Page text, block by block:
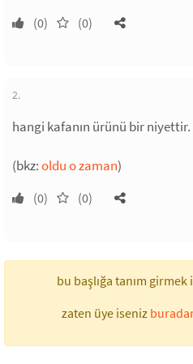
(0) (0)
2.
hangi kafanın ürünü bir niyettir.
(bkz:oldu o zaman)
(0) (0)
bu başlığa tanım girmek
zaten üye iseniz